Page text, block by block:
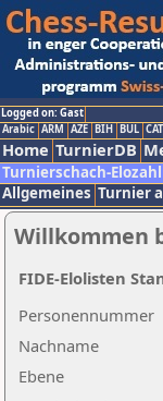
Logged on: Gast
Arabic ARM AZE BIH BUL CAT
Home TurnierDB
Turnierschach-Elozahl
Allgemeines Turnier
Willkommen
Nachname
Ebene
Personennummer
FIDE-Elolisten